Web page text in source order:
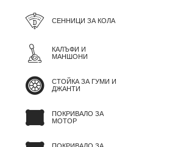
СЕННИЦИ ЗА КОЛА
КАЛЪФИ И
МАНШОНИ
СТОЙКА ЗА ГУМИ И
ДЖАНТИ
ПОКРИВАЛО ЗА
МОТОР